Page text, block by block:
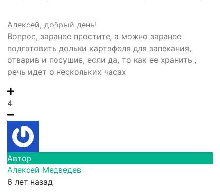
Алексей, добрый день!
Вопрос, заранее простите, а можно заранее
подготовить дольки картофеля для запекания,
отварив и посушив, если да, то как ее хранить ,
речь идет о нескольких часах
4
Автор
Алексей Медведев
6 лет назад